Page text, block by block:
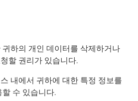
하의 개인 데이터를 삭제하거나
할 권리가 있습니다.
내에서 귀하에 대한 특정 정보를
수 있습니다.